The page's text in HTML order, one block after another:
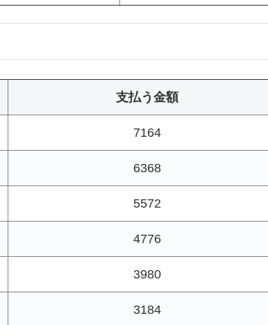
支払う金額
7164
6368
5572
4776
3980
3184